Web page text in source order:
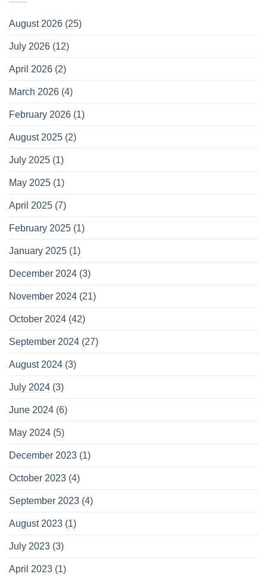
August 2026 (25)
July 2026 (12)
April 2026 (2)
March 2026 (4)
February 2026 (1)
August 2025 (2)
July 2025 (1)
May 2025 (1)
April 2025 (7)
February 2025 (1)
January 2025 (1)
December 2024 (3)
November 2024 (21)
October 2024 (42)
September 2024 (27)
August 2024 (3)
July 2024 (3)
June 2024 (6)
May 2024 (5)
December 2023 (1)
October 2023 (4)
September 2023 (4)
August 2023 (1)
July 2023 (3)
April 2023 (1)